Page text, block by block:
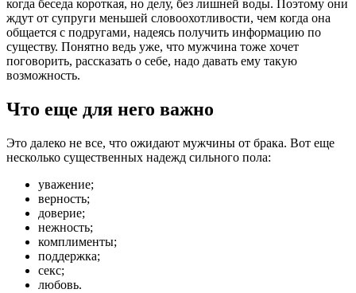
когда беседа короткая, но делу, без лишней воды. Поэтому они
ждут от супруги меньшей словоохотливости, чем когда она
общается с подругами, надеясь получить информацию по
существу. Понятно ведь уже, что мужчина тоже хочет
поговорить, рассказать о себе, надо давать ему такую
возможность.
Что еще для него важно
Это далеко не все, что ожидают мужчины от брака. Вот еще
несколько существенных надежд сильного пола:
уважение;
верность;
доверие;
нежность;
комплименты;
поддержка;
секс;
любовь.